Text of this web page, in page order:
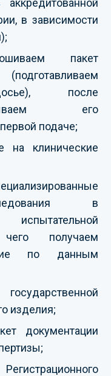
в зависимости
пакет
после
его
подаче;
на клинические
в
получаем
по данным
изделия;
документации